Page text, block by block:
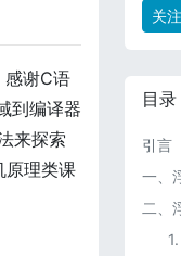
感谢C语
到编译器
来探索
原理类课
关
目录
引言
一、
二、